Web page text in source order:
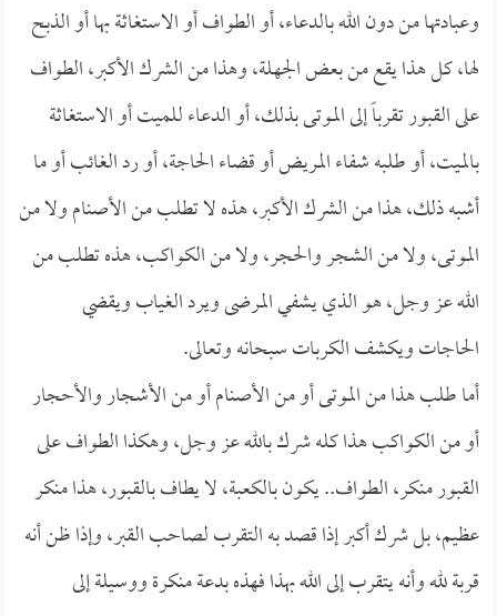
وعبادتها من دون الله بالدعاء، أو الطواف أو الاستغاثة بها أو الذبح
لها، كل هذا يقع من بعض الجهلة، وهذا من الشرك الأكبر، الطواف
على القبور تقرباً إلى الموتى بذلك، أو الدعاء للميت أو الاستغاثة
بالميت، أو طلبه شفاء المريض أو قضاء الحاجة، أو رد الغائب أو ما
أشبه ذلك، هذا من الشرك الأكبر، هذه لا تطلب من الأصنام ولا من
الموتى، ولا من الشجر والحجر، ولا من الكواكب، هذه تطلب من
الله عز وجل، هو الذي يشفي المرضى ويرد الغياب ويقضي
الحاجات ويكشف الكربات سبحانه وتعالى.
أما طلب هذا من الموتى أو من الأصنام أو من الأشجار والأحجار
أو من الكواكب هذا كله شرك بالله عز وجل، وهكذا الطواف على
القبور منكر، الطواف.. يكون بالكعبة، لا يطاف بالقبور، هذا منكر
عظيم، بل شرك أكبر إذا قصد به التقرب لصاحب القبر، وإذا ظن أنه
قربة لله وأنه يتقرب إلى الله بهذا فهذه بدعة منكرة ووسيلة إلى